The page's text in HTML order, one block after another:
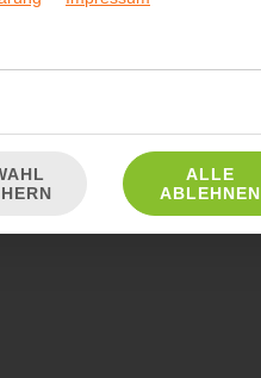
ALLE
ABLEHNEN